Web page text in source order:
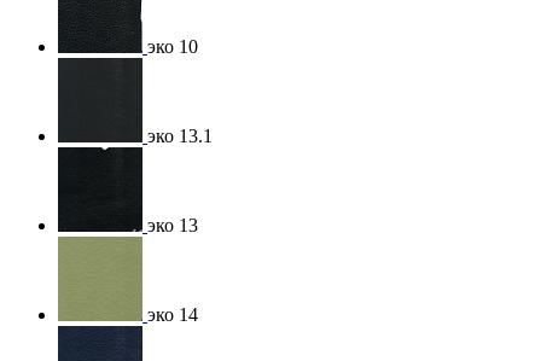
эко 10
эко 13.1
эко 13
эко 14